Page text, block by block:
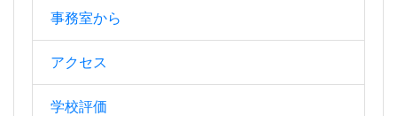
事務室から
アクセス
学校評価